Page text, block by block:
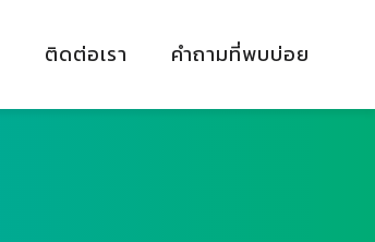
ติดต่อเรา คำถามที่พบบ่อย